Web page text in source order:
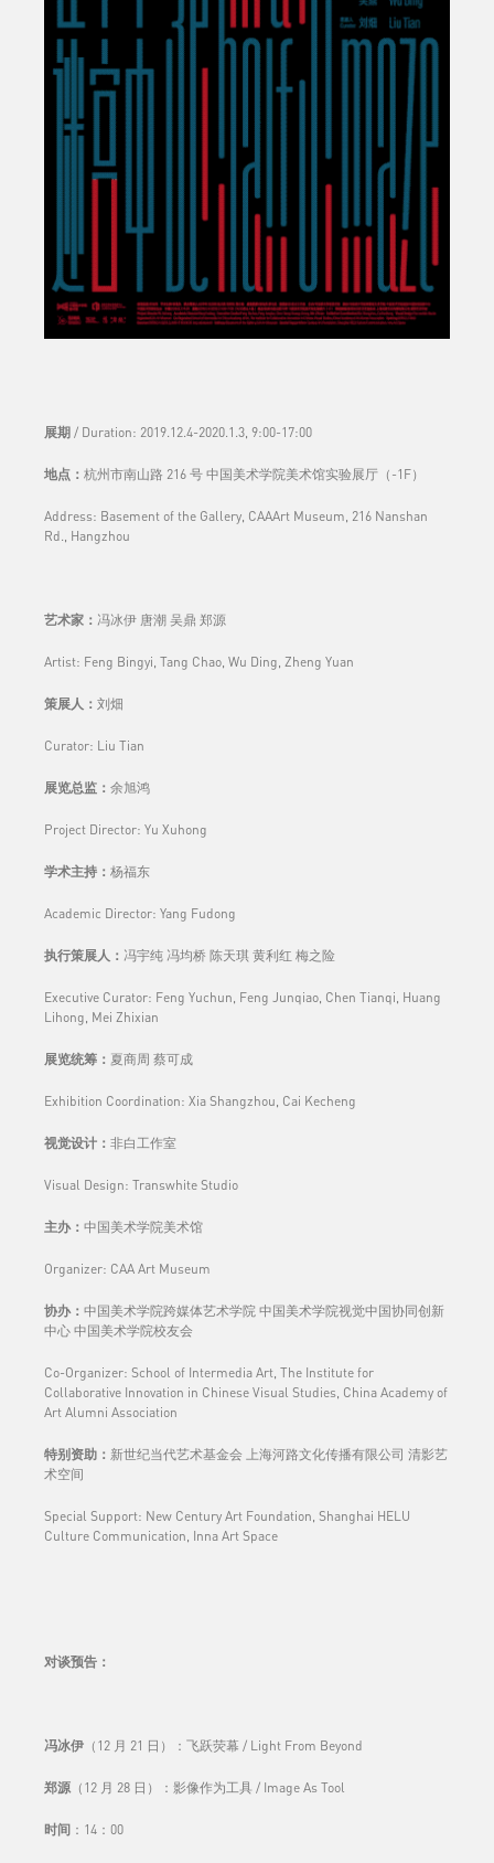
展期 / Duration: 2019.12.4-2020.1.3, 9:00-17:00
地点： 杭州市南山路 216 号 中国美术学院美术馆实验展厅（-1F）
Address: Basement of the Gallery, CAAArt Museum, 216 Nanshan
Rd., Hangzhou
艺术家： 冯冰伊 唐潮 吴鼎 郑源
Artist: Feng Bingyi, Tang Chao, Wu Ding, Zheng Yuan
策展人： 刘畑
Curator: Liu Tian
展览总监： 余旭鸿
Project Director: Yu Xuhong
学术主持： 杨福东
Academic Director: Yang Fudong
执行策展人： 冯宇纯 冯均桥 陈天琪 黄利红 梅之险
Executive Curator: Feng Yuchun, Feng Junqiao, Chen Tianqi, Huang
Lihong, Mei Zhixian
展览统筹： 夏商周 蔡可成
Exhibition Coordination: Xia Shangzhou, Cai Kecheng
视觉设计： 非白工作室
Visual Design: Transwhite Studio
主办： 中国美术学院美术馆
Organizer: CAA Art Museum
协办： 中国美术学院跨媒体艺术学院 中国美术学院视觉中国协同创新
中心 中国美术学院校友会
Co-Organizer: School of Intermedia Art, The Institute for
Collaborative Innovation in Chinese Visual Studies, China Academy of
Art Alumni Association
特别资助： 新世纪当代艺术基金会 上海河路文化传播有限公司 清影艺
术空间
Special Support: New Century Art Foundation, Shanghai HELU
Culture Communication, Inna Art Space
对谈预告 ：
冯冰伊 （12 月 21 日）：飞跃荧幕 / Light From Beyond
郑源 （12 月 28 日）：影像作为工具 / Image As Tool
时间 ：14：00